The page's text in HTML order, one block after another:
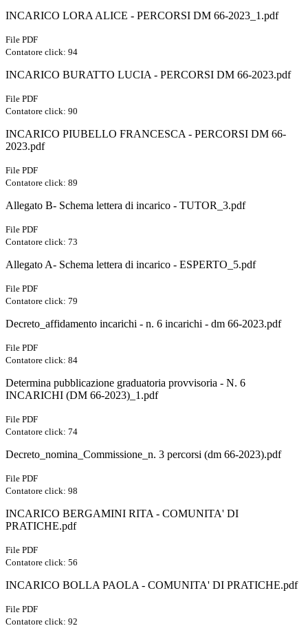
INCARICO LORA ALICE - PERCORSI DM 66-2023_1.pdf
File PDF
Contatore click: 94
INCARICO BURATTO LUCIA - PERCORSI DM 66-2023.pdf
File PDF
Contatore click: 90
INCARICO PIUBELLO FRANCESCA - PERCORSI DM 66-
2023.pdf
File PDF
Contatore click: 89
Allegato B- Schema lettera di incarico - TUTOR_3.pdf
File PDF
Contatore click: 73
Allegato A- Schema lettera di incarico - ESPERTO_5.pdf
File PDF
Contatore click: 79
Decreto_affidamento incarichi - n. 6 incarichi - dm 66-2023.pdf
File PDF
Contatore click: 84
Determina pubblicazione graduatoria provvisoria - N. 6
INCARICHI (DM 66-2023)_1.pdf
File PDF
Contatore click: 74
Decreto_nomina_Commissione_n. 3 percorsi (dm 66-2023).pdf
File PDF
Contatore click: 98
INCARICO BERGAMINI RITA - COMUNITA' DI
PRATICHE.pdf
File PDF
Contatore click: 56
INCARICO BOLLA PAOLA - COMUNITA' DI PRATICHE.pdf
File PDF
Contatore click: 92